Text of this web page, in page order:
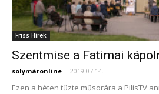
Friss Hírek
Szentmise a Fatimai
solymáronline - 2019.07.14.
Ezen a héten tűzte műsorára a PilisTV